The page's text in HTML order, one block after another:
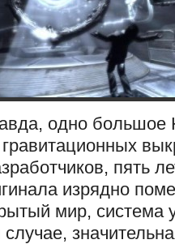
одно
пять
изрядно
мир, система